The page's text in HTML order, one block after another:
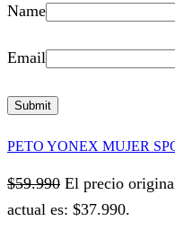
Name
Email
PETO YONEX MUJER
$59.990 El precio
actual es: $37.990.